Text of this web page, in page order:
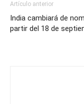
Artículo anterior
India cambiará de
partir del 18 de